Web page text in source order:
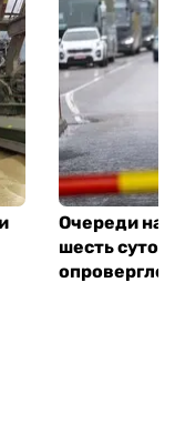
Очереди на
шесть
опровергло